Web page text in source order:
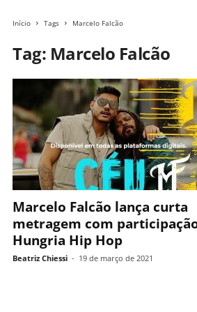
Início Tags Marcelo Falcão
Tag: Marcelo Falcão
Marcelo Falcão lança curta
metragem com
Hungria Hip Hop
Beatriz Chiessi - 19 de março de 2021